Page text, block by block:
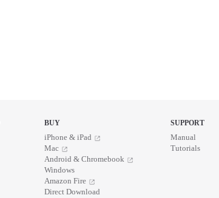
BUY
iPhone & iPad
Mac
Android & Chromebook
Windows
Amazon Fire
Direct Download
SUPPORT
Manual
Tutorials